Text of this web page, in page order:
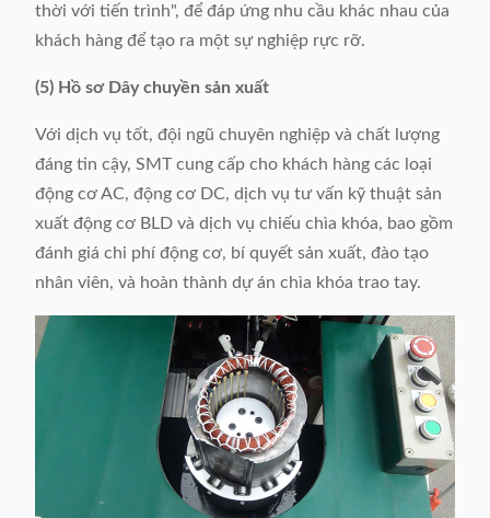
thời với tiến trình", để đáp ứng nhu cầu khác nhau của
khách hàng để tạo ra một sự nghiệp rực rỡ.
(5) Hồ sơ Dây chuyền sản xuất
Với dịch vụ tốt, đội ngũ chuyên nghiệp và chất lượng
đáng tin cậy, SMT cung cấp cho khách hàng các loại
động cơ AC, động cơ DC, dịch vụ tư vấn kỹ thuật sản
xuất động cơ BLD và dịch vụ chiếu chìa khóa, bao gồm
đánh giá chi phí động cơ, bí quyết sản xuất, đào tạo
nhân viên, và hoàn thành dự án chìa khóa trao tay.